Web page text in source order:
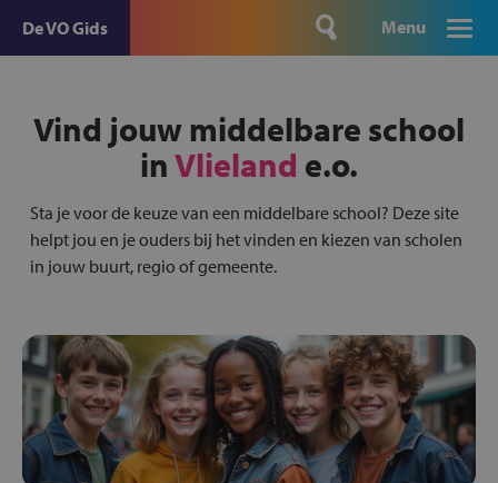
De VO Gids Menu
Vind jouw middelbare school
inVlieland e.o.
Sta je voor de keuze van een middelbare school? Deze site
helpt jou en je ouders bij het vinden en kiezen van scholen
in jouw buurt, regio of gemeente.